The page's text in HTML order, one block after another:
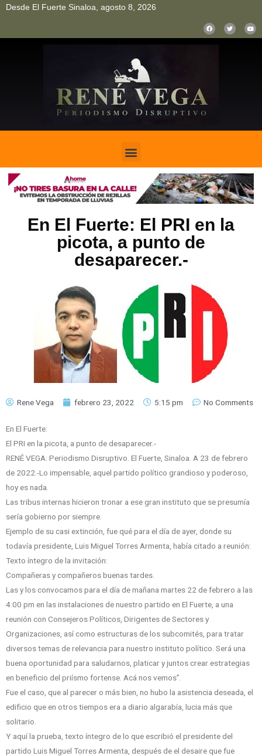
Desde El Fuerte Sinaloa, agosto 8, 2026
En El Fuerte: El PRI en la
picota, a punto de
desaparecer.-
Rene Vega febrero 23, 2022 5:15 pm No Comments
En El Fuerte:
El PRI en la picota, a punto de desaparecer.-
RENÉ VEGA: Periodismo Disruptivo. El Fuerte, Sinaloa. A 23 de febrero
de 2022.-Lo impensable, aquel partido político grandioso y poderoso,
hoy es nada.
Las tribus internas hicieron tronar a ese gran instituto que se presumía
sería gobierno por siempre.
Ejemplo de su casi extinción, fue qué para el día de ayer, donde su
todavía presidente, Luis Miguel Torres Armenta, había citado a reunión:
Texto íntegro de la invitación:
Compañeras y compañeros buenas tardes.
Las y los convocamos para el día de mañana martes 22 de febrero a las
4:00 pm en las instalaciones de nuestro partido en El Fuerte, a una
reunión con Consejeros Políticos, Dirigentes de Sectores y
Organizaciones, así como estructuras de los subcomités, para tratar
diversos temas de relevancia para nuestro instituto político. Será una
buena oportunidad para saludarnos, platicar y juntos crear estrategias
en beneficio del priísmo fortense. Acá nos vemos”.
Fue el caso, que al parecer o más bien, no hubo la asistencia deseada, el
edificio que en otros tiempos era a diario algarabía, lucia más que
solitario.
Y aquí la prueba, texto íntegro de lo que escribió el presidente del
partido Luis Miguel Torres Armenta, después de el desaire que fue